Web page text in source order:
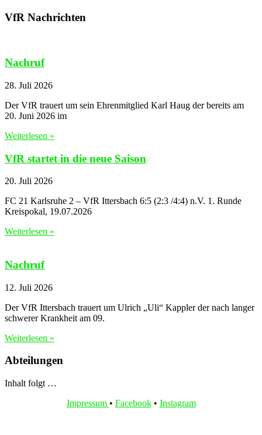
VfR Nachrichten
Nachruf
28. Juli 2026
Der VfR trauert um sein Ehrenmitglied Karl Haug der bereits am
20. Juni 2026 im
Weiterlesen »
VfR startet in die neue Saison
20. Juli 2026
FC 21 Karlsruhe 2 – VfR Ittersbach 6:5 (2:3 /4:4) n.V. 1. Runde
Kreispokal, 19.07.2026
Weiterlesen »
Nachruf
12. Juli 2026
Der VfR Ittersbach trauert um Ulrich „Uli“ Kappler der nach langer
schwerer Krankheit am 09.
Weiterlesen »
Abteilungen
Inhalt folgt …
Impressum • Facebook• Instagram